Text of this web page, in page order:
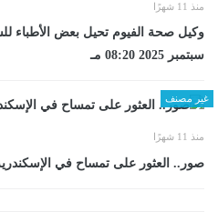
منذ 11 شهرًا
سبتمبر 2025 08:20 مـ
غير مصنف
منذ 11 شهرًا
صور.. العثور على تمساح في